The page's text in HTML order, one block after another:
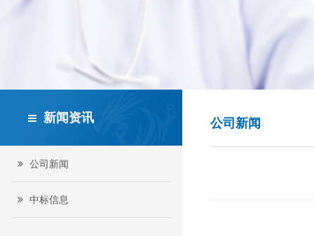
新闻资讯
公司新闻
中标信息
公司新闻